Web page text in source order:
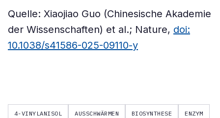
Quelle: Xiaojiao Guo (Chinesische Akademie
der Wissenschaften) et al.; Nature, doi:
10.1038/s41586-025-09110-y
4-VINYLANISOL AUSSCHWÄRMEN BIOSYNTHESE ENZYM